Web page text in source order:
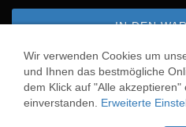
IN DEN
AUF DEN
Wir verwenden Cookies um
und Ihnen das bestmögliche
dem Klick auf "Alle
einverstanden. Erweiterte